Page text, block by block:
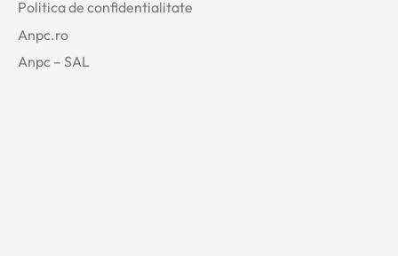
Politica de confidentialitate
Anpc.ro
Anpc – SAL